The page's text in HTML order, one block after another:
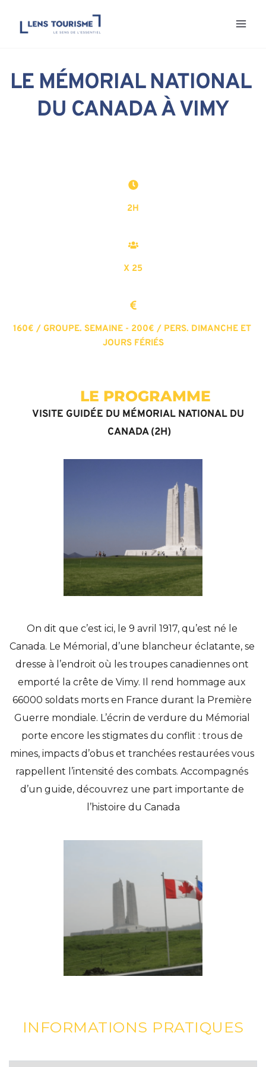
LE MÉMORIAL NATIONAL
DU CANADA À VIMY
2H
X 25
160€ / GROUPE. SEMAINE - 200€ / PERS. DIMANCHE ET
JOURS FÉRIÉS
      LE PROGRAMME
VISITE GUIDÉE DU MÉMORIAL NATIONAL DU
CANADA (2H)
On dit que c’est ici, le 9 avril 1917, qu’est né le
Canada. Le Mémorial, d’une blancheur éclatante, se
dresse à l’endroit où les troupes canadiennes ont
emporté la crête de Vimy. Il rend hommage aux
66000 soldats morts en France durant la Première
Guerre mondiale. L’écrin de verdure du Mémorial
porte encore les stigmates du conflit : trous de
mines, impacts d’obus et tranchées restaurées vous
rappellent l’intensité des combats. Accompagnés
d’un guide, découvrez une part importante de
l’histoire du Canada
INFORMATIONS PRATIQUES